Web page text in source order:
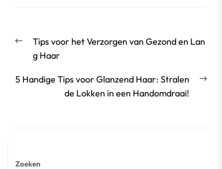
Vorige
bericht:
Tips voor het Verzorgen van Gezond en Lan
g Haar
5 Handige Tips voor Glanzend Haar: Stralen
de Lokken in een Handomdraai!
Zoeken